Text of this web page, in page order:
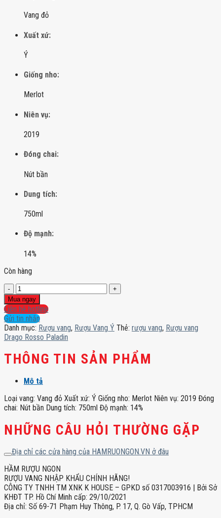
Vang đỏ
Xuất xứ:
Ý
Giống nho:
Merlot
Niên vụ:
2019
Đóng chai:
Nút bần
Dung tích:
750ml
Độ mạnh:
14%
Còn hàng
Rượu
vang
Drago
Rosso
Paladin
số
lượng
Mua ngay
Liên hệ hotline
Gửi tin nhắn
Danh mục: Rượu vang, Rượu Vang Ý Thẻ: rượu vang, Rượu vang
Drago Rosso Paladin
THÔNG TIN SẢN PHẨM
Mô tả
Loại vang: Vang đỏ Xuất xứ: Ý Giống nho: Merlot Niên vụ: 2019 Đóng
chai: Nút bần Dung tích: 750ml Độ mạnh: 14%
NHỮNG CÂU HỎI THƯỜNG GẶP
Địa chỉ các cửa hàng của HAMRUONGON.VN ở đâu
HẦM RƯỢU NGON
RƯỢU VANG NHẬP KHẨU CHÍNH HÃNG!
CÔNG TY TNHH TM XNK K HOUSE – GPKD số 0317003916 | Bởi Sở
KHĐT TP. Hồ Chí Minh cấp: 29/10/2021
Địa chỉ: Số 69-71 Phạm Huy Thông, P. 17, Q. Gò Vấp, TPHCM